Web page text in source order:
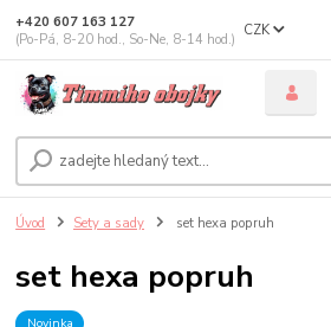
CZK
+420 607 163 127
(Po-Pá, 8-20 hod., So-Ne, 8-14 hod.)
Úvod Sety a sady set hexa popruh
set hexa popruh
Novinka